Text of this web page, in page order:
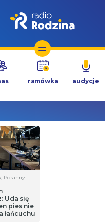
ramówka audycje
Poranny
Uda się
pies nie
łańcuchu